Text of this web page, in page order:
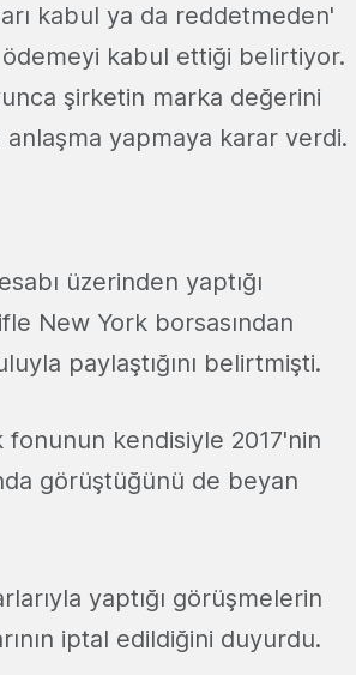
kabul ya da reddetmeden'
kabul ettiği belirtiyor.
şirketin marka değerini
yapmaya karar verdi.
üzerinden yaptığı
New York borsasından
paylaştığını belirtmişti.
fonunun kendisiyle 2017'nin
görüştüğünü de beyan
yaptığı görüşmelerin
iptal edildiğini duyurdu.